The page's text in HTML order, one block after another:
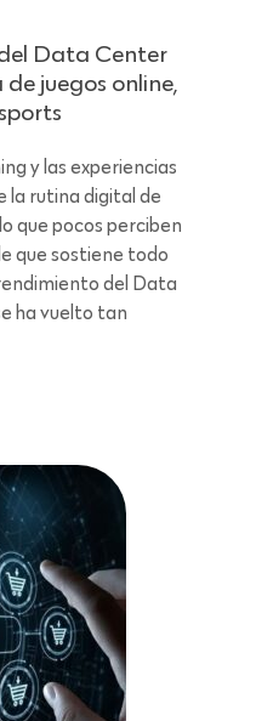
Data Center
juegos online,
y las experiencias
la rutina digital de
que pocos perciben
que sostiene todo
del Data
ha vuelto tan